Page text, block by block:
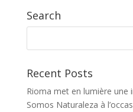
Search
Recent Posts
Rioma met en lumière une
Somos Naturaleza à